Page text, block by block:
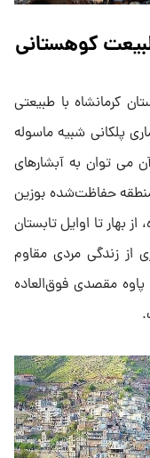
کرمانشاه با طبیعتی
پلکانی شبیه ماسوله
می توان به آبشارهای
حفاظت‌شده بوزین
بهار تا اوایل تابستان
از زندگی مردی مقاوم
مقصدی فوق‌العاده